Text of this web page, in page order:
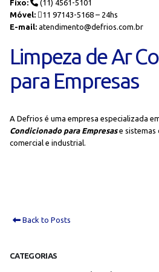
Fixo:
(11) 4561-5101
Móvel:
11 97143-5168 – 24hs
E-mail: atendimento@defrios.com.br
Limpeza de Ar
para Empresas
A Defrios é uma empresa especializada
Condicionado para Empresase sistemas
comercial e industrial.
Back to Posts
CATEGORIAS